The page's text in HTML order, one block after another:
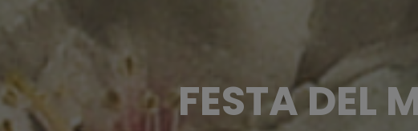
FESTA DEL